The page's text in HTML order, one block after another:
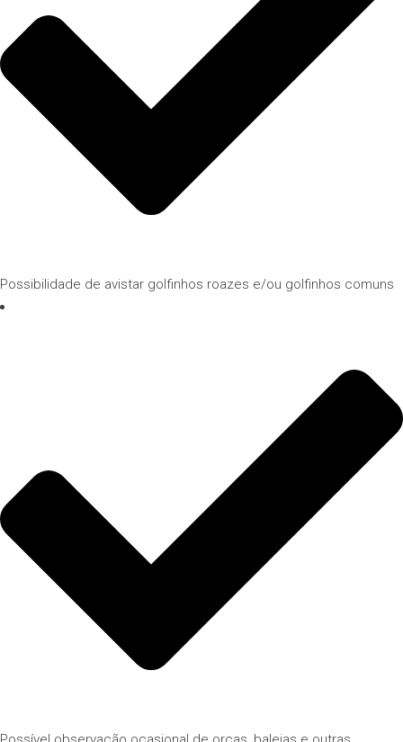
Possibilidade de avistar golfinhos roazes e/ou golfinhos comuns